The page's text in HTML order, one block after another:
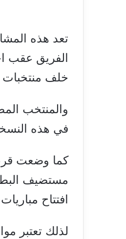
تعد هذه
الفريق عقب
خلف منتخبات
والمنتخب
في هذه
كما وضعت
مستضيف
افتتاح
لذلك تعتبر